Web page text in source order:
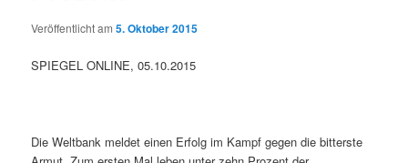
Veröffentlicht am5. Oktober 2015
SPIEGEL ONLINE, 05.10.2015
Die Weltbank meldet einen Erfolg im Kampf gegen die bitterste